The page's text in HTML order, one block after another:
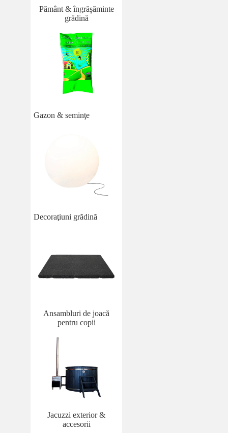
Pământ & îngrășăminte
grădină
Gazon & seminţe
Decoraţiuni grădină
Ansambluri de joacă
pentru copii
Jacuzzi exterior &
accesorii